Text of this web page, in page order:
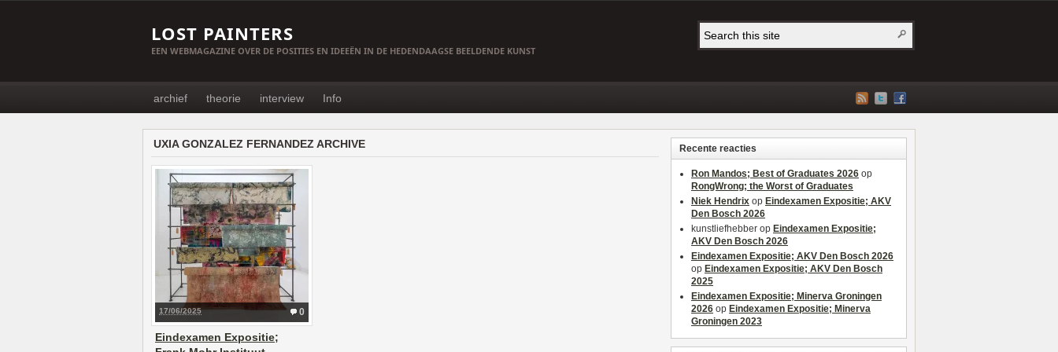
LOST PAINTERS
EEN WEBMAGAZINE OVER DE POSITIES EN IDEEËN IN DE HEDENDAAGSE BEELDENDE KUNST
archief theorie interview Info
UXIA GONZALEZ FERNANDEZ ARCHIVE
0
17/06/2025
Eindexamen Expositie;
Recente reacties
Ron Mandos; Best of Graduates 2026 op
RongWrong; the Worst of Graduates
Niek Hendrix op Eindexamen Expositie; AKV
Den Bosch 2026
kunstliefhebber op Eindexamen Expositie;
AKV Den Bosch 2026
Eindexamen Expositie; AKV Den Bosch 2026
op Eindexamen Expositie; AKV Den Bosch
2025
Eindexamen Expositie; Minerva Groningen
2026 op Eindexamen Expositie; Minerva
Groningen 2023